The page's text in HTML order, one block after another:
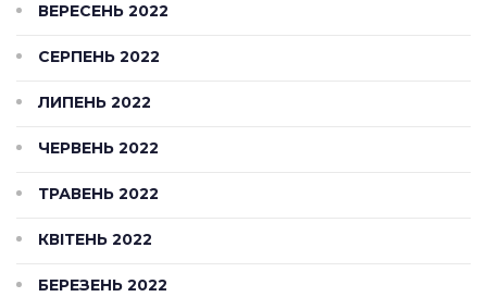
ВЕРЕСЕНЬ 2022
СЕРПЕНЬ 2022
ЛИПЕНЬ 2022
ЧЕРВЕНЬ 2022
ТРАВЕНЬ 2022
КВІТЕНЬ 2022
БЕРЕЗЕНЬ 2022